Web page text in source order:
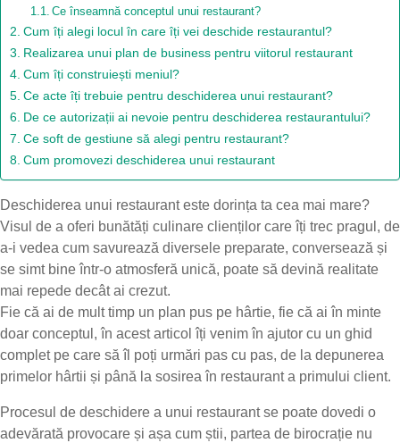
Ce înseamnă conceptul unui restaurant?
Cum îți alegi locul în care îți vei deschide restaurantul?
Realizarea unui plan de business pentru viitorul restaurant
Cum îți construiești meniul?
Ce acte îți trebuie pentru deschiderea unui restaurant?
De ce autorizații ai nevoie pentru deschiderea restaurantului?
Ce soft de gestiune să alegi pentru restaurant?
Cum promovezi deschiderea unui restaurant
Deschiderea unui restaurant este dorința ta cea mai mare?
Visul de a oferi bunătăți culinare clienților care îți trec pragul, de
a-i vedea cum savurează diversele preparate, conversează și
se simt bine într-o atmosferă unică, poate să devină realitate
mai repede decât ai crezut.
Fie că ai de mult timp un plan pus pe hârtie, fie că ai în minte
doar conceptul, în acest articol îți venim în ajutor cu un ghid
complet pe care să îl poți urmări pas cu pas, de la depunerea
primelor hârtii și până la sosirea în restaurant a primului client.
Procesul de deschidere a unui restaurant se poate dovedi o
adevărată provocare și așa cum știi, partea de birocrație nu